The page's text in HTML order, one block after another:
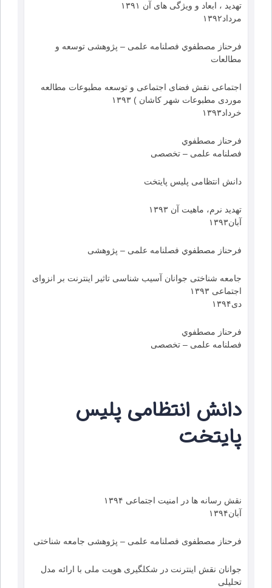
تهدید ، ابعاد و ویژگی های آن ۱۳۹۱
مرداد۱۳۹۲
فرحناز مصطفوي فصلنامه علمی – پژوهشی توسعه و
مطالعات
اجتماعی نقش فضای اجتماعی و توسعه مطبوعات مطالعه
موردی مطبوعات شهر کاشان ) ۱۳۹۳
خرداد۱۳۹۳
فرحناز مصطفوي
فصلنامه علمی – تخصصی
دانش انتظامی پلیس پایتخت
تهدید نرم، ماهیت آن ۱۳۹۳
آبان۱۳۹۳
فرحناز مصطفوي فصلنامه علمی – پژوهشی
جامعه شناختی جوانان آسیب شناسی تاثیر اینترنت بر انزوای
اجتماعی ۱۳۹۳
دی۱۳۹۴
فرحناز مصطفوي
فصلنامه علمی – تخصصی
دانش انتظامی پلیس
پایتخت
نقش رسانه ها در امنیت اجتماعی ۱۳۹۴
آبان۱۳۹۴
فرحناز مصطفوی فصلنامه علمی – پژوهشی جامعه شناختی
جوانان نقش اینترنت در شکل­گیری هویت ملی با ارائه مدل
تحلیلی